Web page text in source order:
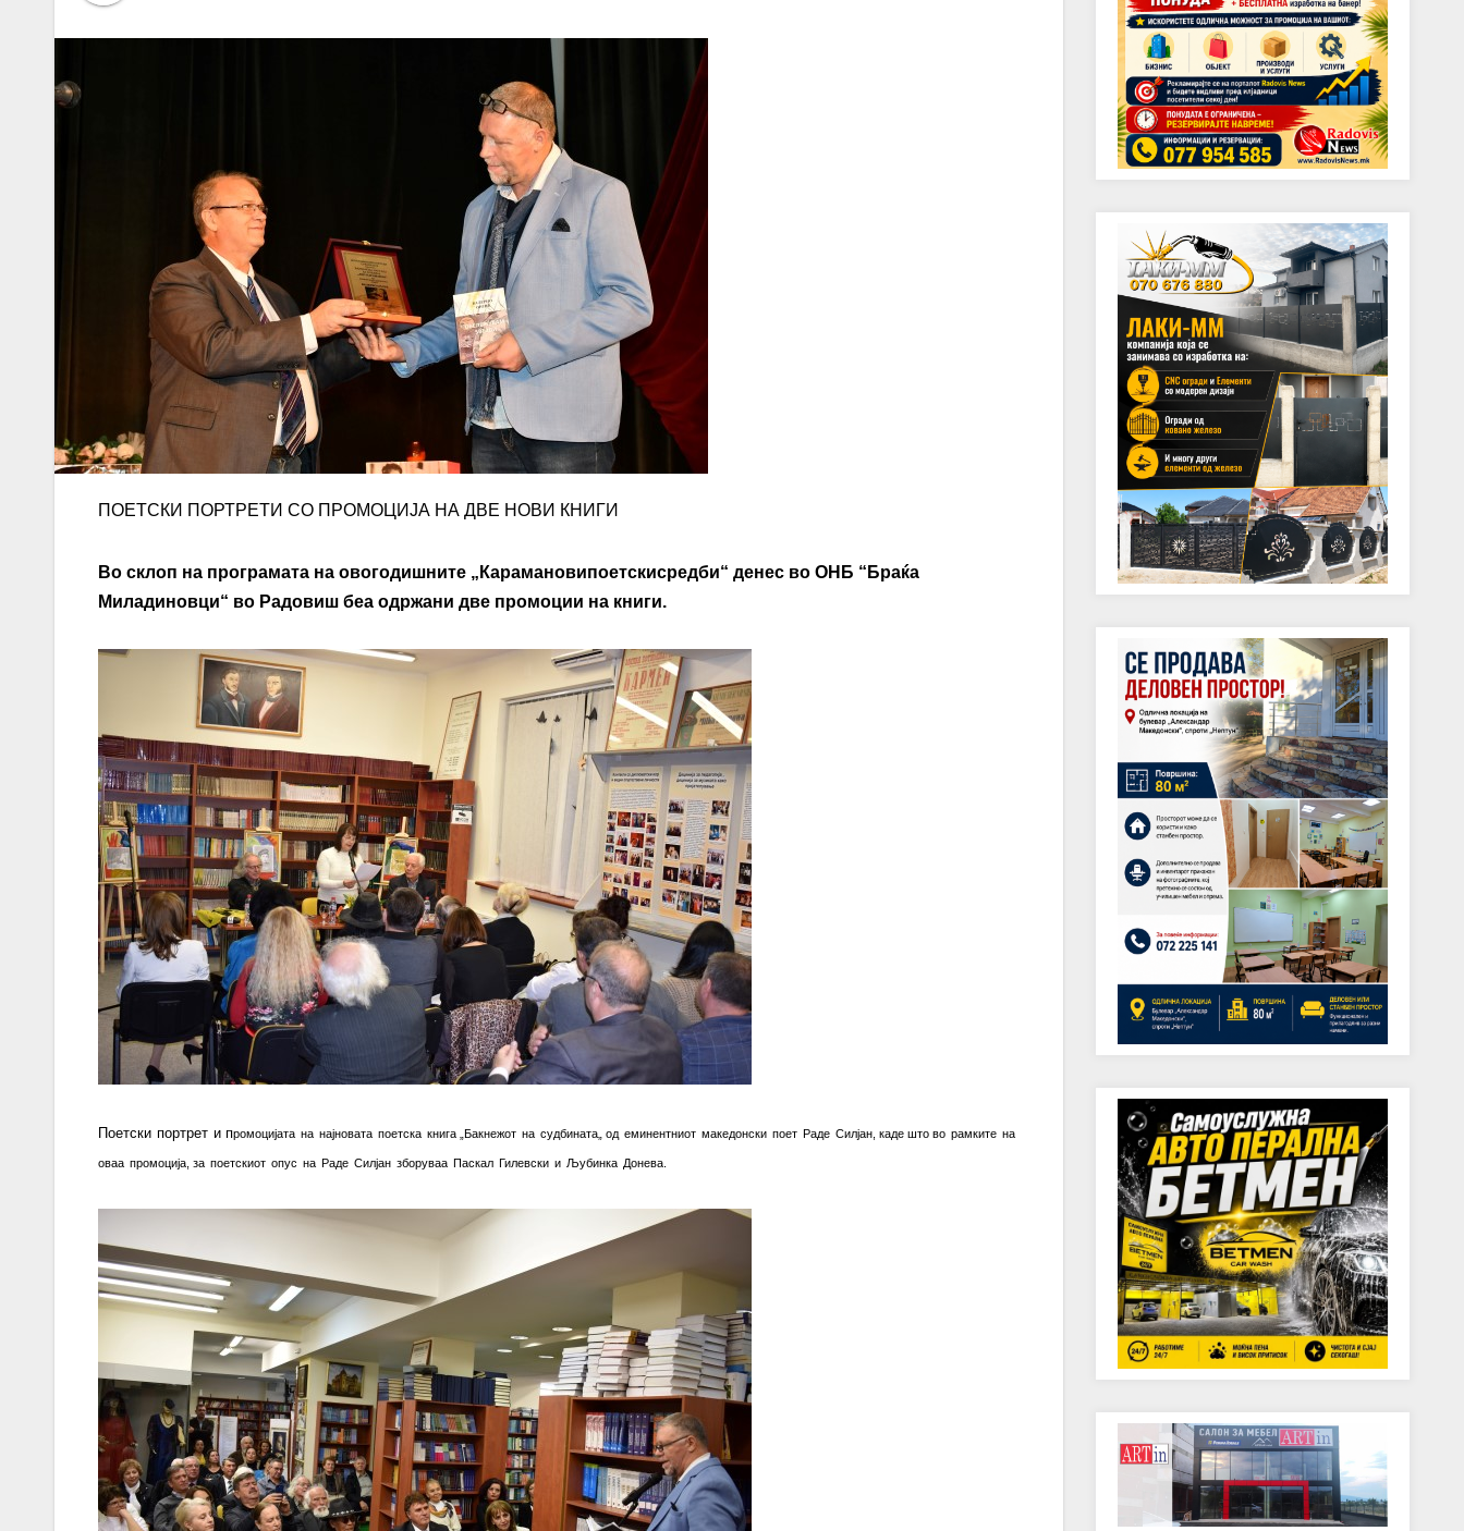
ПОЕТСКИ ПОРТРЕТИ СО ПРОМОЦИЈА НА ДВЕ НОВИ КНИГИ
Во склоп на програмата на овогодишните „ Карамановипоетскисредби“ денес во ОНБ “Браќа
Миладиновци“ во Радовиш беа одржани две промоции на книги.
Поетски портрет и промоцијата на најновата поетска книга Бакнежот на судбината од еминентниот македонски поет Раде Силјан , каде што во рамките на
оваа промоција за поетскиот опус на Раде Силјан зборуваа Паскал Гилевски и Љубинка Донева